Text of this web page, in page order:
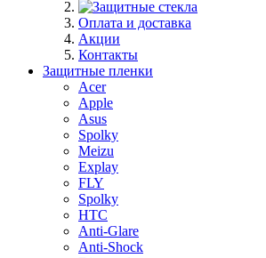
Оплата и доставка
Акции
Контакты
Защитные пленки
Acer
Apple
Asus
Spolky
Meizu
Explay
FLY
Spolky
HTC
Anti-Glare
Anti-Shock